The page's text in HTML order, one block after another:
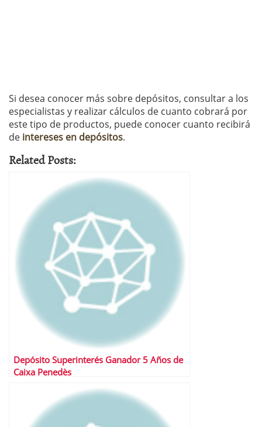
Si desea conocer más sobre depósitos, consultar a los
especialistas y realizar cálculos de cuanto cobrará por
este tipo de productos, puede conocer cuanto recibirá
de intereses en depósitos.
Related Posts:
Depósito Superinterés Ganador 5 Años de
Caixa Penedès